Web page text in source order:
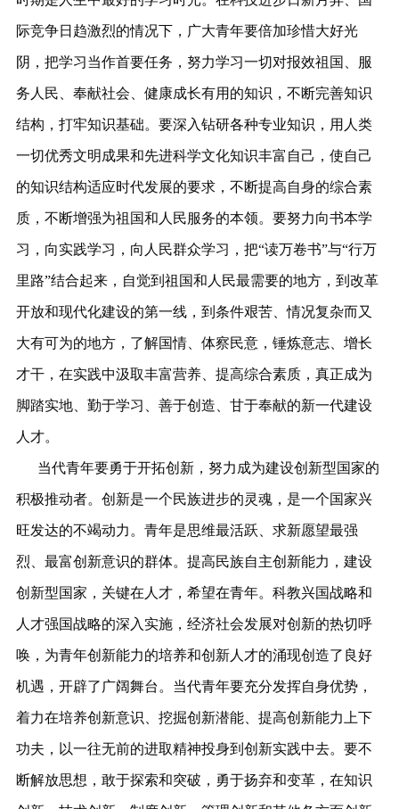
际竞争日趋激烈的情况下，广大青年要倍加珍惜大好光
阴，把学习当作首要任务，努力学习一切对报效祖国、服
务人民、奉献社会、健康成长有用的知识，不断完善知识
结构，打牢知识基础。要深入钻研各种专业知识，用人类
一切优秀文明成果和先进科学文化知识丰富自己，使自己
的知识结构适应时代发展的要求，不断提高自身的综合素
质，不断增强为祖国和人民服务的本领。要努力向书本学
习，向实践学习，向人民群众学习，把“读万卷书”与“行万
里路”结合起来，自觉到祖国和人民最需要的地方，到改革
开放和现代化建设的第一线，到条件艰苦、情况复杂而又
大有可为的地方，了解国情、体察民意，锤炼意志、增长
才干，在实践中汲取丰富营养、提高综合素质，真正成为
脚踏实地、勤于学习、善于创造、甘于奉献的新一代建设
人才。
当代青年要勇于开拓创新，努力成为建设创新型国家的
积极推动者。创新是一个民族进步的灵魂，是一个国家兴
旺发达的不竭动力。青年是思维最活跃、求新愿望最强
烈、最富创新意识的群体。提高民族自主创新能力，建设
创新型国家，关键在人才，希望在青年。科教兴国战略和
人才强国战略的深入实施，经济社会发展对创新的热切呼
唤，为青年创新能力的培养和创新人才的涌现创造了良好
机遇，开辟了广阔舞台。当代青年要充分发挥自身优势，
着力在培养创新意识、挖掘创新潜能、提高创新能力上下
功夫，以一往无前的进取精神投身到创新实践中去。要不
断解放思想，敢于探索和突破，勇于扬弃和变革，在知识